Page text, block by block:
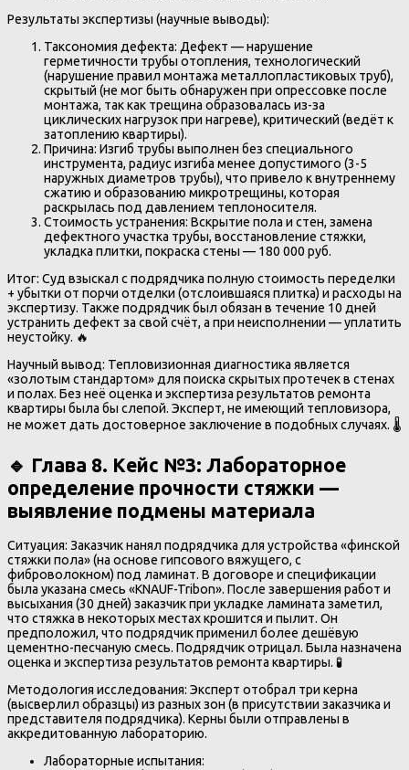
Результаты экспертизы (научные выводы):
Таксономия дефекта: Дефект — нарушение
герметичности трубы отопления, технологический
(нарушение правил монтажа металлопластиковых труб),
скрытый (не мог быть обнаружен при опрессовке после
монтажа, так как трещина образовалась из-за
циклических нагрузок при нагреве), критический (ведёт к
затоплению квартиры).
Причина: Изгиб трубы выполнен без специального
инструмента, радиус изгиба менее допустимого (3-5
наружных диаметров трубы), что привело к внутреннему
сжатию и образованию микротрещины, которая
раскрылась под давлением теплоносителя.
Стоимость устранения: Вскрытие пола и стен, замена
дефектного участка трубы, восстановление стяжки,
укладка плитки, покраска стены — 180 000 руб.
Итог: Суд взыскал с подрядчика полную стоимость переделки
+ убытки от порчи отделки (отслоившаяся плитка) и расходы на
экспертизу. Также подрядчик был обязан в течение 10 дней
устранить дефект за свой счёт, а при неисполнении — уплатить
неустойку. 🔥
Научный вывод: Тепловизионная диагностика является
«золотым стандартом» для поиска скрытых протечек в стенах
и полах. Без неё оценка и экспертиза результатов ремонта
квартиры была бы слепой. Эксперт, не имеющий тепловизора,
не может дать достоверное заключение в подобных случаях. 🌡️
🔹 Глава 8. Кейс №3: Лабораторное
определение прочности стяжки —
выявление подмены материала
Ситуация: Заказчик нанял подрядчика для устройства «финской
стяжки пола» (на основе гипсового вяжущего, с
фиброволокном) под ламинат. В договоре и спецификации
была указана смесь «KNAUF-Tribon». После завершения работ и
высыхания (30 дней) заказчик при укладке ламината заметил,
что стяжка в некоторых местах крошится и пылит. Он
предположил, что подрядчик применил более дешёвую
цементно-песчаную смесь. Подрядчик отрицал. Была назначена
оценка и экспертиза результатов ремонта квартиры. 🧪
Методология исследования: Эксперт отобрал три керна
(высверлил образцы) из разных зон (в присутствии заказчика и
представителя подрядчика). Керны были отправлены в
аккредитованную лабораторию.
Лабораторные испытания: